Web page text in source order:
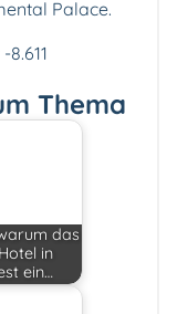
Palace.
8.611
Thema
das
in
ein…